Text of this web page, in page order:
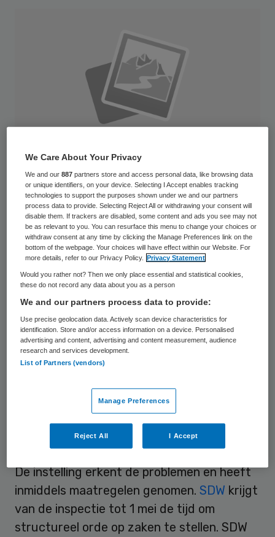
De Inspectie voor de Gezondheidszorg
heeft scherpe kritiek op het beleid van
zorginstelling Stichting Dag- en
Woonvoorziening (SDW) op twee van haar
locaties in Hoogerheide. De zorg is daar
‘van een onverantwoord niveau’, schrijft de
inspectie in een rapport. Hierdoor lopen de
bewoners, ruim dertig autistische jongeren
en jongvolwassenen, een groot risico op
meldt BN de Stem.
Maatregelen
De instelling erkent de problemen en heeft
inmiddels maatregelen genomen. SDW krijgt
van de inspectie tot 1 mei de tijd om
structureel orde op zaken te stellen. SDW
We Care About Your Privacy
We and our887 partners store and access personal data, like browsing data
or unique identifiers, on your device. Selecting I Accept enables tracking
technologies to support the purposes shown under we and our partners
process data to provide. Selecting Reject All or withdrawing your consent will
disable them. If trackers are disabled, some content and ads you see may not
be as relevant to you. You can resurface this menu to change your choices or
withdraw consent at any time by clicking the Manage Preferences link on the
bottom of the webpage. Your choices will have effect within our Website. For
more details, refer to our Privacy Policy.
Privacy Statement
Would you rather not? Then we only place essential and statistical cookies,
these do not record any data about you as a person
We and our partners process data to provide:
Use precise geolocation data. Actively scan device characteristics for
identification. Store and/or access information on a device. Personalised
advertising and content, advertising and content measurement, audience
research and services development.
List of Partners (vendors)
Manage Preferences
Reject All I Accept